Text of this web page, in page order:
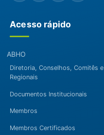
Acesso rápido
ABHO
Diretoria, Conselhos, Comitês e
Regionais
Documentos Institucionais
Membros
Membros Certificados